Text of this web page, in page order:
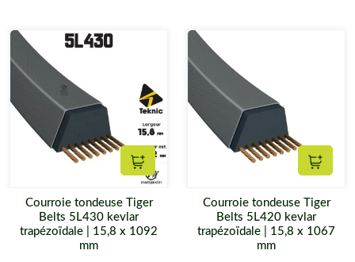
Ajouter au panier
Courroie tondeuse Tiger
Belts 5L430 kevlar
trapézoïdale | 15,8 x 1092
mm
Courroie tondeuse Tiger
Belts 5L420 kevlar
trapézoïdale | 15,8 x 1067
mm